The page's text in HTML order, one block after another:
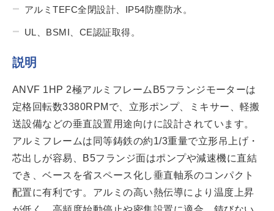
アルミTEFC全閉設計、IP54防塵防水。
UL、BSMI、CE認証取得。
説明
ANVF 1HP 2極アルミフレームB5フランジモーターは
定格回転数3380RPMで、立形ポンプ、ミキサー、軽搬
送設備などの垂直設置用途向けに設計されています。
アルミフレームは同等鋳鉄の約1/3重量で立形吊上げ・
芯出しが容易、B5フランジ面はポンプや減速機に直結
でき、ベースを省スペース化し垂直軸系のコンパクト
配置に有利です。アルミの高い熱伝導により温度上昇